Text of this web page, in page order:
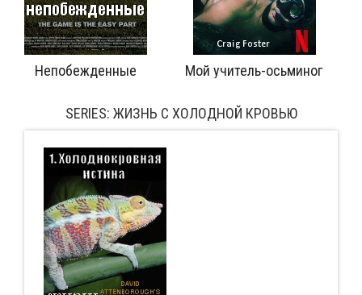
осьминог Непонятые хищники 1
SERIES: ЖИЗНЬ С ХОЛОДНОЙ КРОВЬЮ